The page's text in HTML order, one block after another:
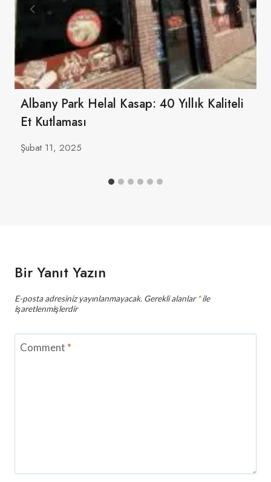
Albany Park Helal Kasap: 40 Yıllık Kaliteli
Et Kutlaması
Şubat 11, 2025
Bir Yanıt Yazın
E-posta adresiniz yayınlanmayacak. Gerekli alanlar*ile
işaretlenmişlerdir
Comment *